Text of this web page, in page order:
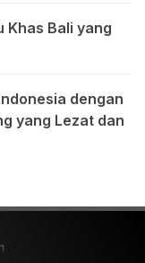
Khas Bali yang
dengan
yang Lezat dan